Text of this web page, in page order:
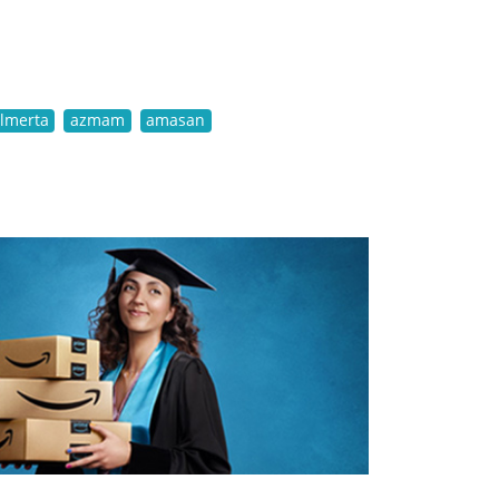
lmerta azmam amasan